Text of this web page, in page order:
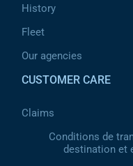
History
Fleet
Our agencies
CUSTOMER CARE
Claims
Conditions de
destination et